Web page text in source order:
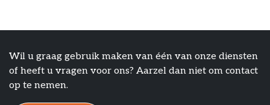
Wil u graag gebruik maken van één van onze diensten
of heeft u vragen voor ons? Aarzel dan niet om contact
op te nemen.